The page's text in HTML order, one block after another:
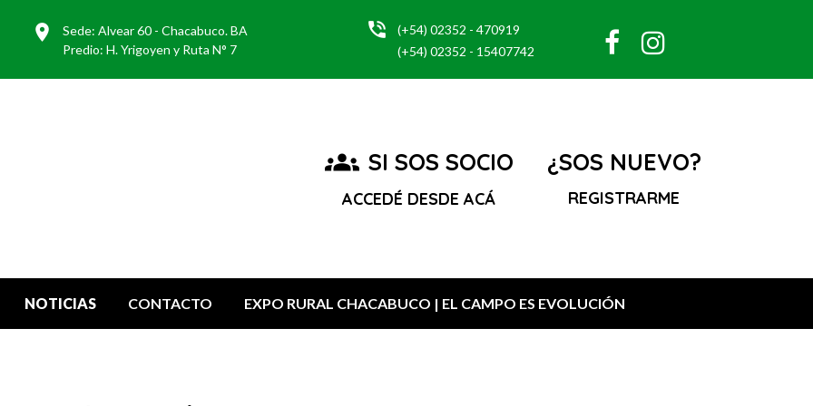
location_on
Sede: Alvear 60 - Chacabuco. BA
Predio: H. Yrigoyen y Ruta N° 7
phone_in_talk
(+54) 02352 - 470919
(+54) 02352 - 15407742
groups SI SOS SOCIO
ACCEDÉ DESDE ACÁ
¿SOS NUEVO?
REGISTRARME
NOTICIAS CONTACTO EXPO RURAL CHACABUCO | EL CAMPO ES EVOLUCIÓN